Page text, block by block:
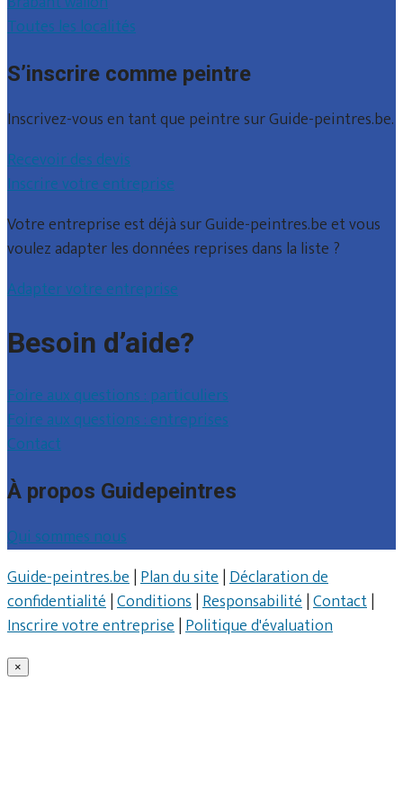
Toutes les localités
S’inscrire comme peintre
Inscrivez-vous en tant que peintre sur Guide-peintres.be.
Recevoir des devis
Inscrire votre entreprise
Votre entreprise est déjà sur Guide-peintres.be et vous
voulez adapter les données reprises dans la liste ?
Adapter votre entreprise
Besoin d’aide?
Foire aux questions : particuliers
Foire aux questions : entreprises
Contact
À propos Guidepeintres
Qui sommes nous
Guide-peintres.be|Plan du site|Déclaration de
confidentialité|Conditions|Responsabilité|Contact|
Inscrire votre entreprise|Politique d'évaluation
×